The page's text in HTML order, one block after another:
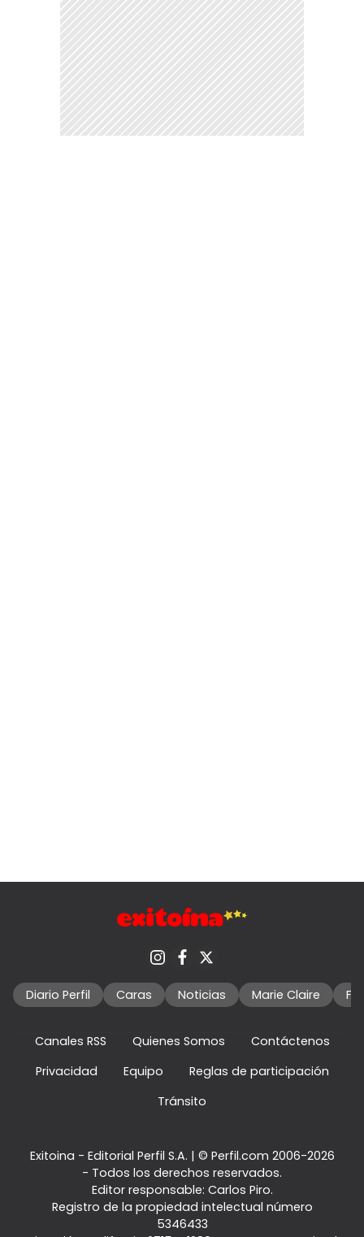
Diario Perfil Caras Noticias Marie Claire
Canales RSS Quienes Somos
Contáctenos
Privacidad
Equipo
Reglas de participación
Tránsito
Exitoina - Editorial Perfil S.A. | © Perfil.com 2006-2026
- Todos los derechos reservados.
Editor responsable: Carlos Piro.
Registro de la propiedad intelectual número
5346433